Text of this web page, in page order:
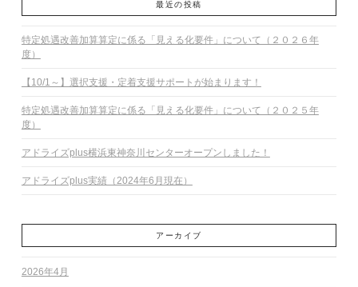
最近の投稿
特定処遇改善加算算定に係る「見える化要件」について（２０２６年
度）
【10/1～】選択支援・定着支援サポートが始まります！
特定処遇改善加算算定に係る「見える化要件」について（２０２５年
度）
アドライズplus横浜東神奈川センターオープンしました！
アドライズplus実績（2024年6月現在）
アーカイブ
2026年4月